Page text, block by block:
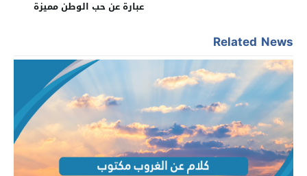
عبارة عن حب الوطن مميزة
Related News